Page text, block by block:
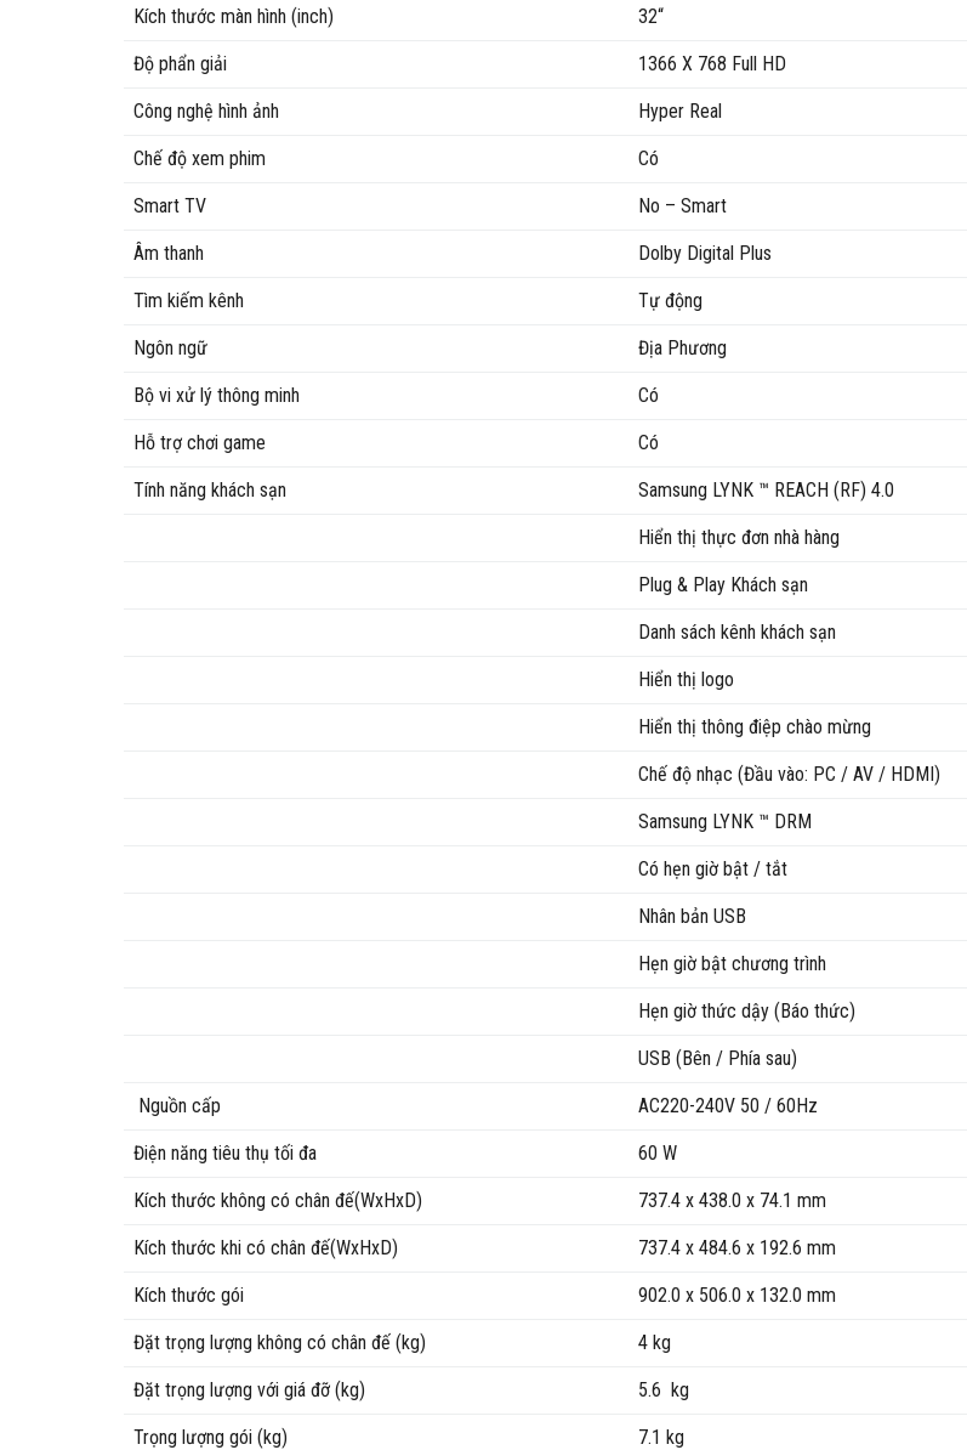
Kích thước màn hình (inch) 32“
Độ phẩn giải 1366 X 768 Full HD
Công nghệ hình ảnh Hyper Real
Chế độ xem phim Có
Smart TV No – Smart
Âm thanh Dolby Digital Plus
Tìm kiếm kênh Tự động
Ngôn ngữ Địa Phương
Bộ vi xử lý thông minh Có
Hỗ trợ chơi game Có
Tính năng khách sạn Samsung LYNK ™ REACH (RF) 4.0
Hiển thị thực đơn nhà hàng
Plug & Play Khách sạn
Danh sách kênh khách sạn
Hiển thị logo
Hiển thị thông điệp chào mừng
Chế độ nhạc (Đầu vào: PC / AV / HDMI)
Samsung LYNK ™ DRM
Có hẹn giờ bật / tắt
Nhân bản USB
Hẹn giờ bật chương trình
Hẹn giờ thức dậy (Báo thức)
USB (Bên / Phía sau)
Nguồn cấp AC220-240V 50 / 60Hz
Điện năng tiêu thụ tối đa 60 W
Kích thước không có chân đế(WxHxD) 737.4 x 438.0 x 74.1 mm
Kích thước khi có chân đế(WxHxD) 737.4 x 484.6 x 192.6 mm
Kích thước gói 902.0 x 506.0 x 132.0 mm
Đặt trọng lượng không có chân đế (kg) 4 kg
Đặt trọng lượng với giá đỡ (kg) 5.6 kg
Trọng lượng gói (kg) 7.1 kg